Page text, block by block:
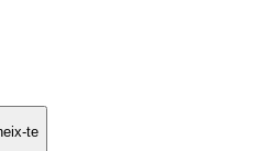
te